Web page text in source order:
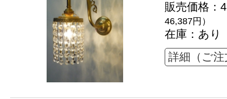
販売価格：
46,387円）
在庫：あり
詳細（ご